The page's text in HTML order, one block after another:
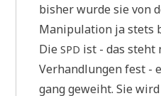
bis­her wur­de sie von
Mani­pu­la­ti­on ja stets
DieSPD ist - das steht
Ver­hand­lun­gen fest -
gang geweiht. Sie